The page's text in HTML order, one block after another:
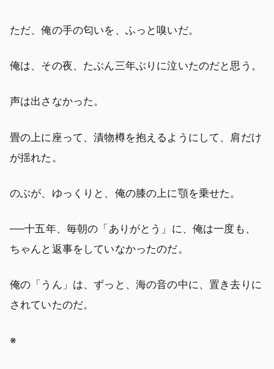
ただ、俺の手の匂いを、ふっと嗅いだ。
俺は、その夜、たぶん三年ぶりに泣いたのだと思う。
声は出さなかった。
畳の上に座って、漬物樽を抱えるようにして、肩だけ
が揺れた。
のぶが、ゆっくりと、俺の膝の上に顎を乗せた。
──十五年、毎朝の「ありがとう」に、俺は一度も、
ちゃんと返事をしていなかったのだ。
俺の「うん」は、ずっと、海の音の中に、置き去りに
されていたのだ。
※